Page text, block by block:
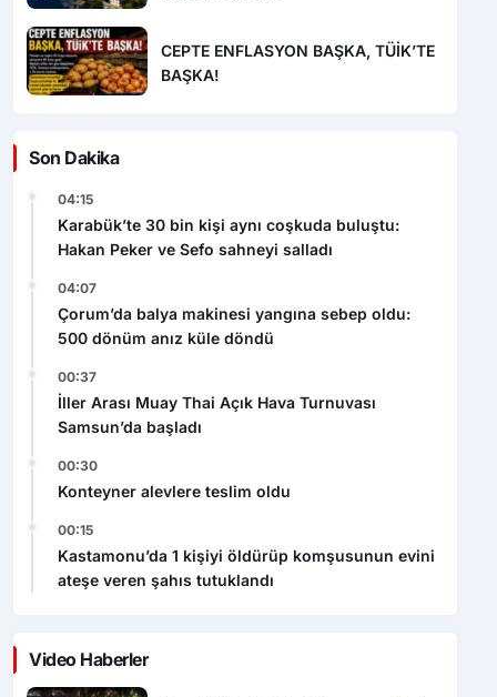
CEPTE ENFLASYON BAŞKA, TÜİK’TE
BAŞKA!
Son Dakika
04:15
Karabük’te 30 bin kişi aynı coşkuda buluştu:
Hakan Peker ve Sefo sahneyi salladı
04:07
Çorum’da balya makinesi yangına sebep oldu:
500 dönüm anız küle döndü
00:37
İller Arası Muay Thai Açık Hava Turnuvası
Samsun’da başladı
00:30
Konteyner alevlere teslim oldu
00:15
Kastamonu’da 1 kişiyi öldürüp komşusunun evini
ateşe veren şahıs tutuklandı
Video Haberler